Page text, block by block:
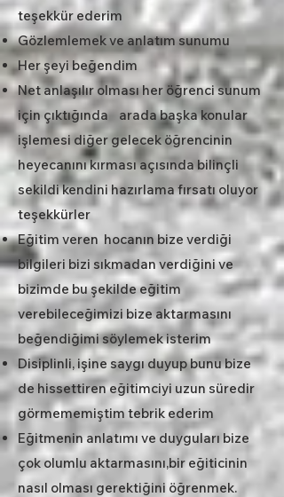
teşekkür ederim
Gözlemlemek ve anlatım sunumu
Her şeyi beğendim
Net anlaşılır olması her öğrenci sunum
için çıktığında arada başka konular
işlemesi diğer gelecek öğrencinin
heyecanını kırması açısında bilinçli
sekildi kendini hazırlama fırsatı oluyor
teşekkürler
Eğitim veren hocanın bize verdiği
bilgileri bizi sıkmadan verdiğini ve
bizimde bu şekilde eğitim
verebileceğimizi bize aktarmasını
beğendiğimi söylemek isterim
Disiplinli, işine saygı duyup bunu bize
de hissettiren eğitimciyi uzun süredir
görmememiştim tebrik ederim
Eğitmenin anlatımı ve duyguları bize
çok olumlu aktarmasını,bir eğiticinin
nasıl olması gerektiğini öğrenmek.